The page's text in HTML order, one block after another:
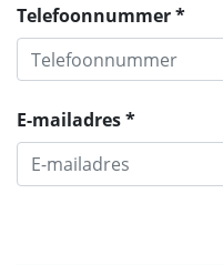
Telefoonnummer *
E-mailadres *